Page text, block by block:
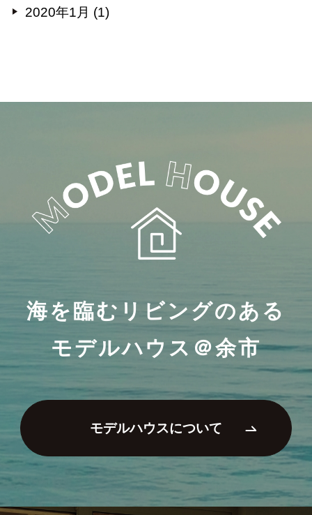
2020年1月 (1)
海を臨むリビングのある
モデルハウス＠余市
モデルハウスについて